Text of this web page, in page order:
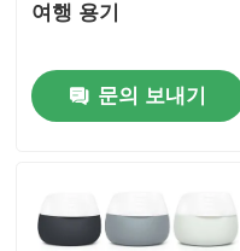
여행 용기
문의 보내기